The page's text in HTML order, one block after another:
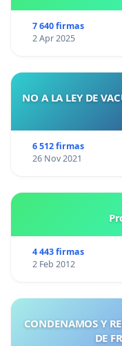
7 640 firmas
2 Apr 2025
NO A LA LEY DE
6 512 firmas
26 Nov 2021
4 443 firmas
2 Feb 2012
CONDENAMOS Y
DE